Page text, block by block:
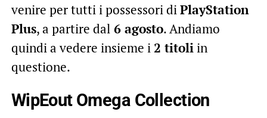
venire per tutti i possessori diPlayStation
Plus, a partire dal6 agosto. Andiamo
quindi a vedere insieme i2 titoliin
questione.
WipEout Omega Collection